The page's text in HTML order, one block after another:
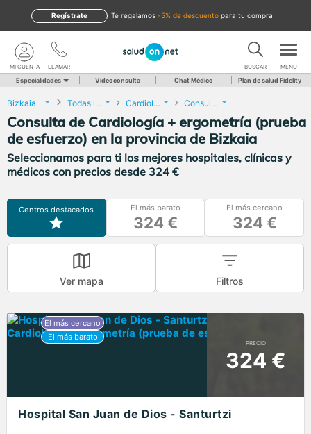
te regalamos -5% de descuento para tu compra
Regístrate
LLAMAR
MI CUENTA BUSCAR MENU
Especialidades Videoconsulta Chat Médico Plan de salud Fidelity
Bizkaia Todas las localidades Cardiología Consulta de Cardiología + ergometría (prueba de esfuerzo)
Consulta de Cardiología + ergometría (prueba
de esfuerzo) en la provincia de Bizkaia
Seleccionamos para ti los mejores hospitales, clínicas y
médicos con precios desde 324 €
Centros destacados El más barato
324 €
El más cercano
324 €
Ver mapa Filtros
PRECIO
324 €
Hospital San Juan de Dios - Santurtzi